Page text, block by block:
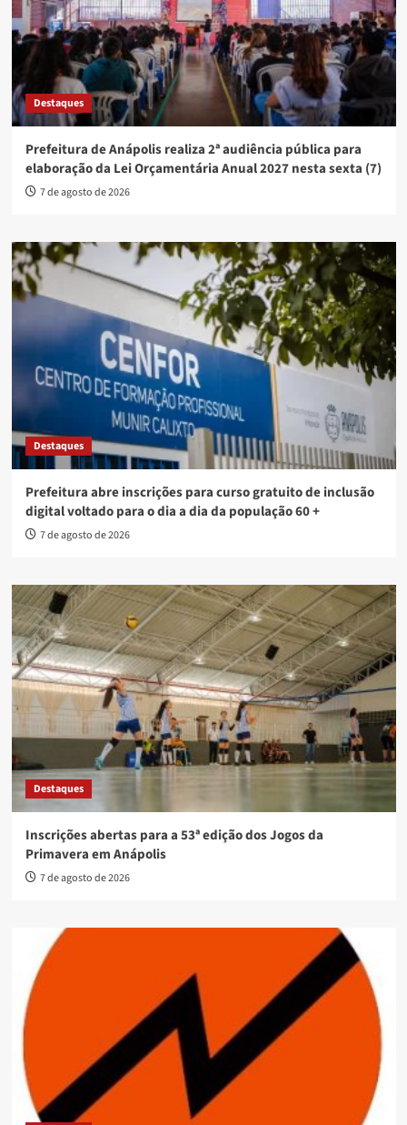
Destaques
Prefeitura de Anápolis realiza 2ª audiência pública para
elaboração da Lei Orçamentária Anual 2027 nesta sexta (7)
7 de agosto de 2026
Destaques
Prefeitura abre inscrições para curso gratuito de inclusão
digital voltado para o dia a dia da população 60 +
7 de agosto de 2026
Destaques
Inscrições abertas para a 53ª edição dos Jogos da
Primavera em Anápolis
7 de agosto de 2026